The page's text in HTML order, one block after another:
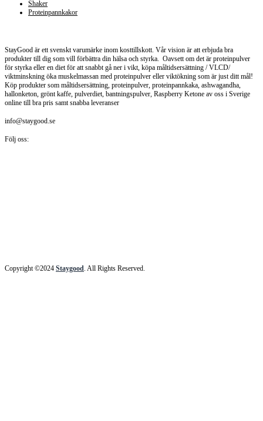
Shaker
Proteinpannkakor
StayGood är ett svenskt varumärke inom kosttillskott. Vår vision är att erbjuda bra
produkter till dig som vill förbättra din hälsa och styrka. Oavsett om det är proteinpulver
för styrka eller en diet för att snabbt gå ner i vikt, köpa måltidsersättning / VLCD/
viktminskning öka muskelmassan med proteinpulver eller viktökning som är just ditt mål!
Köp produkter som måltidsersättning, proteinpulver, proteinpannkaka, ashwagandha,
hallonketon, grönt kaffe, pulverdiet, bantningspulver, Raspberry Ketone av oss i Sverige
online till bra pris samt snabba leveranser
info@staygood.se
Följ oss:
Copyright ©2024 Staygood . All Rights Reserved.